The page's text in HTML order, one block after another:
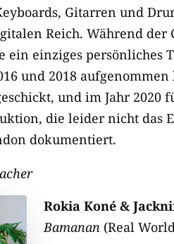
Gitarren und
Reich. Während der
ein einziges persönliches
und 2018
und im Jahr
die leider nicht das
dokumentiert.
Rokia Koné &
Bamanan (Real